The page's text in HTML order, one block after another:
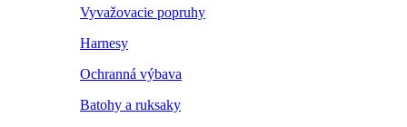
Vyvažovacie popruhy
Harnesy
Ochranná výbava
Batohy a ruksaky